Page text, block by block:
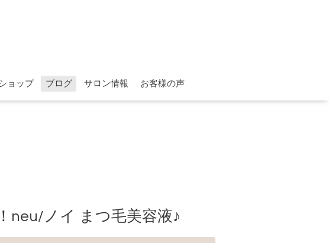
ョップ ブログ サロン情報 お客様の声
neu/ノイ まつ毛美容液♪